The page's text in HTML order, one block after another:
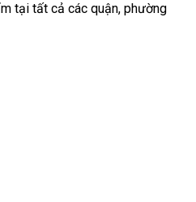
tại tất cả các quận, phường